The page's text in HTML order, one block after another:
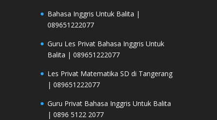
Bahasa Inggris Untuk Balita |
089651222077
Guru Les Privat Bahasa Inggris Untuk
Balita | 089651222077
Les Privat Matematika SD di Tangerang
| 089651222077
Guru Privat Bahasa Inggris Untuk Balita
| 0896 5122 2077